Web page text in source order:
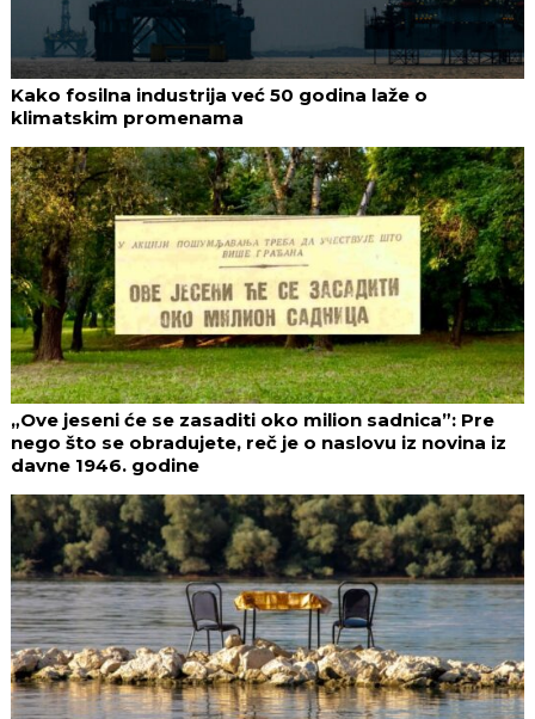
Kako fosilna industrija već 50 godina laže o
klimatskim promenama
„Ove jeseni će se zasaditi oko milion sadnica”: Pre
nego što se obradujete, reč je o naslovu iz novina iz
davne 1946. godine